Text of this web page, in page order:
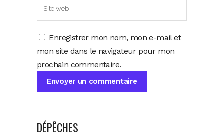
Enregistrer mon nom, mon e-mail et
mon site dans le navigateur pour mon
prochain commentaire.
DÉPÊCHES